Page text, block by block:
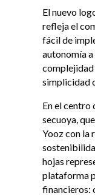
El nuevo
refleja el
fácil de
autonomía a
complejidad
simplicidad
En el centro
secuoya,
Yooz con la
hojas
plataforma
financieros: